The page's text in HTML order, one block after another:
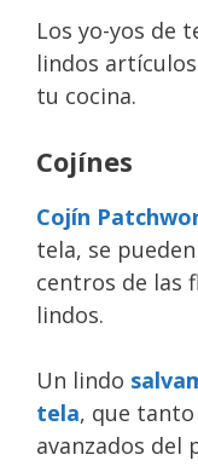
Los yo-yos de
lindos
tu cocina.
Cojínes
Cojín
tela, se
centros de las
lindos.
Un lindo
tela, que
avanzados del